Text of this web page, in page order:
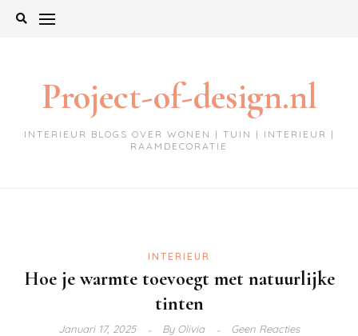
Project-of-design.nl
INTERIEUR BLOGS OVER WONEN | TUIN | INTERIEUR |
RAAMDECORATIE
INTERIEUR
Hoe je warmte toevoegt met natuurlijke
tinten
Januari 17, 2025 ByOlivia Geen Reacties